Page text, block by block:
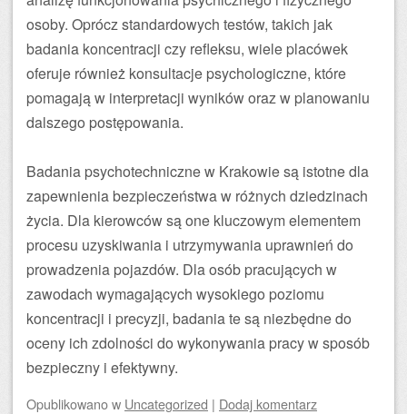
osoby. Oprócz standardowych testów, takich jak
badania koncentracji czy refleksu, wiele placówek
oferuje również konsultacje psychologiczne, które
pomagają w interpretacji wyników oraz w planowaniu
dalszego postępowania.
Badania psychotechniczne w Krakowie są istotne dla
zapewnienia bezpieczeństwa w różnych dziedzinach
życia. Dla kierowców są one kluczowym elementem
procesu uzyskiwania i utrzymywania uprawnień do
prowadzenia pojazdów. Dla osób pracujących w
zawodach wymagających wysokiego poziomu
koncentracji i precyzji, badania te są niezbędne do
oceny ich zdolności do wykonywania pracy w sposób
bezpieczny i efektywny.
Opublikowanow Uncategorized | Dodaj komentarz